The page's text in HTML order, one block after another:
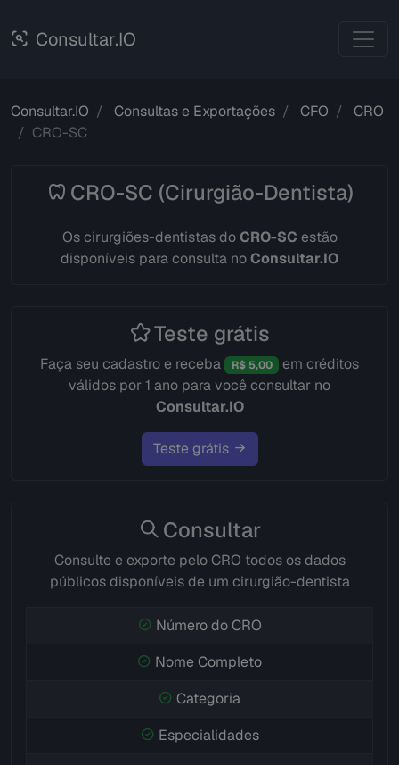
Consultar.IO
Consultar.IO Consultas e Exportações CFO
CRO
CRO-SC
CRO-SC (Cirurgião-Dentista)
Os cirurgiões-dentistas doCRO-SC estão
disponíveis para consulta noConsultar.IO
Teste grátis
Faça seu cadastro e receba R$ 5,00
em créditos
válidos por 1 ano para você consultar no
Consultar.IO
Teste grátis
Consultar
Consulte e exporte pelo CRO todos os dados
públicos disponíveis de um cirurgião-dentista
Número do CRO
Nome Completo
Categoria
Especialidades